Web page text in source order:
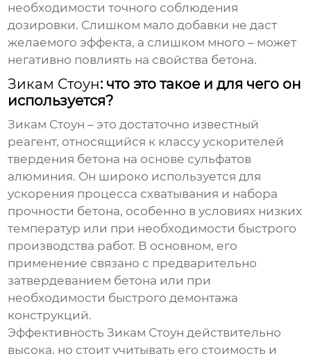
необходимости точного соблюдения
дозировки. Слишком мало добавки не даст
желаемого эффекта, а слишком много – может
негативно повлиять на свойства бетона.
Зикам Стоун: что это такое и для чего он
используется?
Зикам Стоун – это достаточно известный
реагент, относящийся к классу ускорителей
твердения бетона на основе сульфатов
алюминия. Он широко используется для
ускорения процесса схватывания и набора
прочности бетона, особенно в условиях низких
температур или при необходимости быстрого
производства работ. В основном, его
применение связано с предварительно
затвердеванием бетона или при
необходимости быстрого демонтажа
конструкций.
ЭффективностьЗикам Стоун действительно
высока, но стоит учитывать его стоимость и